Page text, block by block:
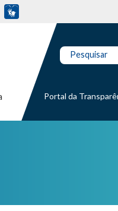
Pesquisar
Portal da